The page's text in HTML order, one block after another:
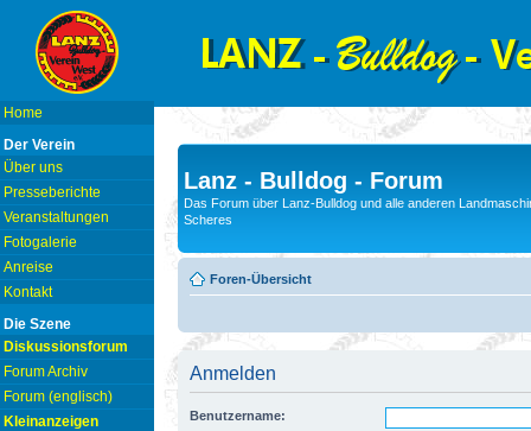
Home
Der Verein
Über uns
Presseberichte
Veranstaltungen
Fotogalerie
Anreise
Kontakt
Die Szene
Diskussionsforum
Forum Archiv
Forum (englisch)
Kleinanzeigen
Lanz - Bulldog - Forum
Das Forum über Lanz-Bulldog und alle anderen
Scheres
Foren-Übersicht
Anmelden
Benutzername: